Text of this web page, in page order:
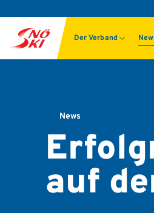
Der Verband
News
auf